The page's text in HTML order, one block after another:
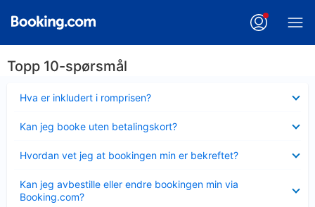
Topp 10-spørsmål
Hva er inkludert i romprisen?
mindre
Kan jeg booke uten betalingskort?
mindre
Hvordan vet jeg at bookingen min er bekreftet?
mindre
Kan jeg avbestille eller endre bookingen min via
Booking.com?
mindre